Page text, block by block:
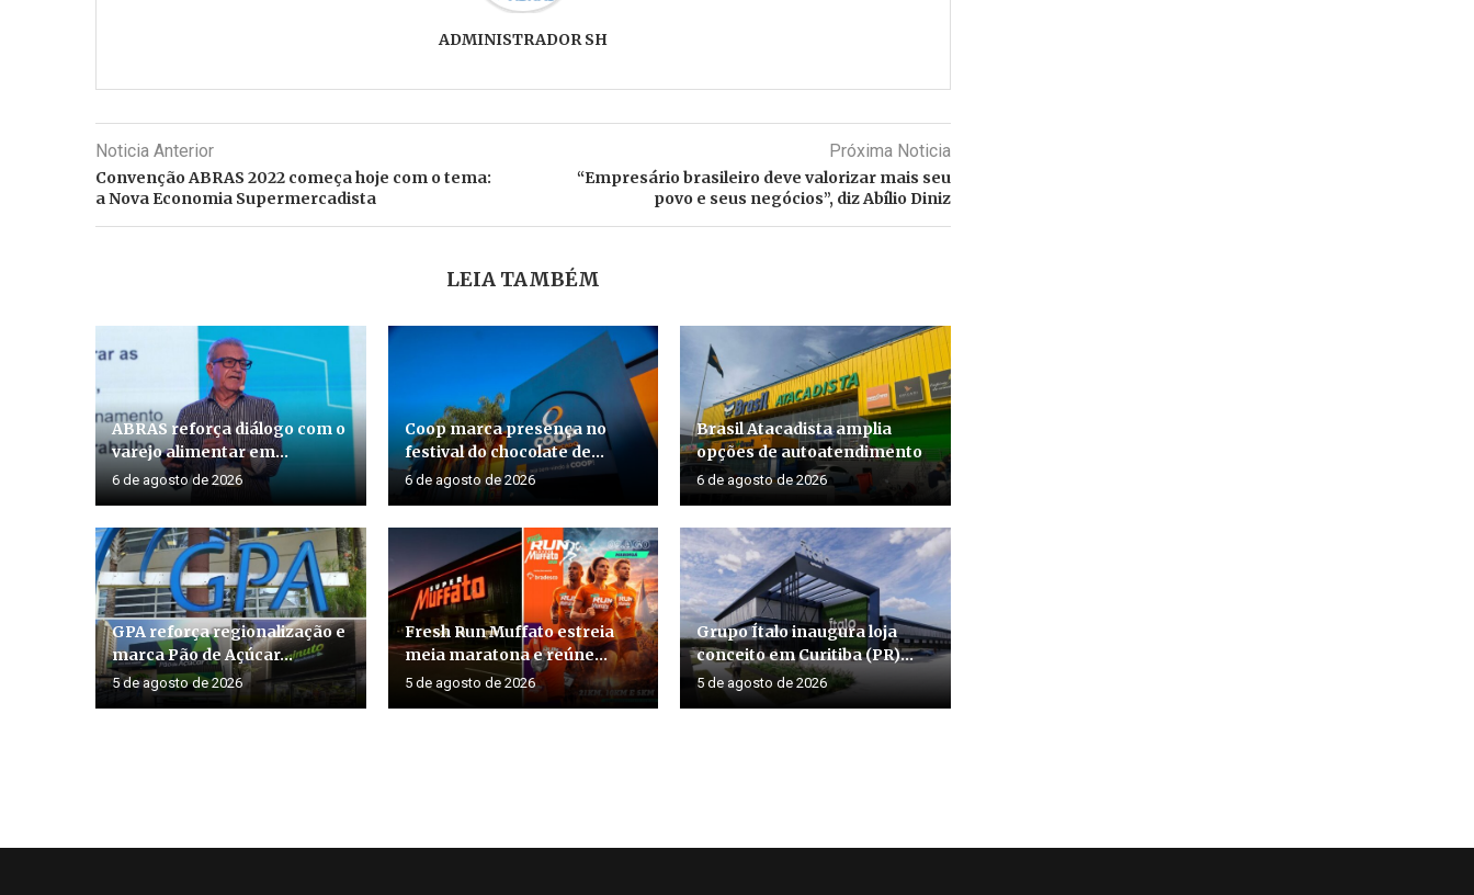
ADMINISTRADOR SH
Noticia Anterior
Convenção ABRAS 2022 começa hoje com o tema:
a Nova Economia Supermercadista
Próxima Noticia
“Empresário brasileiro deve valorizar mais seu
povo e seus negócios”, diz Abílio Diniz
LEIA TAMBÉM
ABRAS reforça diálogo com o
varejo alimentar em...
6 de agosto de 2026
Coop marca presença no
festival do chocolate de...
6 de agosto de 2026
Brasil Atacadista amplia
opções de autoatendimento
6 de agosto de 2026
GPA reforça regionalização e
marca Pão de Açúcar...
5 de agosto de 2026
Fresh Run Muffato estreia
meia maratona e reúne...
5 de agosto de 2026
Grupo Ítalo inaugura loja
conceito em Curitiba (PR)...
5 de agosto de 2026